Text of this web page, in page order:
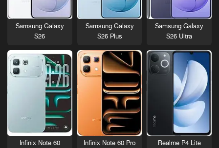
Samsung Galaxy
S26 Ultra
Samsung Galaxy
S26 Plus
Samsung Galaxy
S26
Realme P4 Lite
Infinix Note 60 Pro
Infinix Note 60